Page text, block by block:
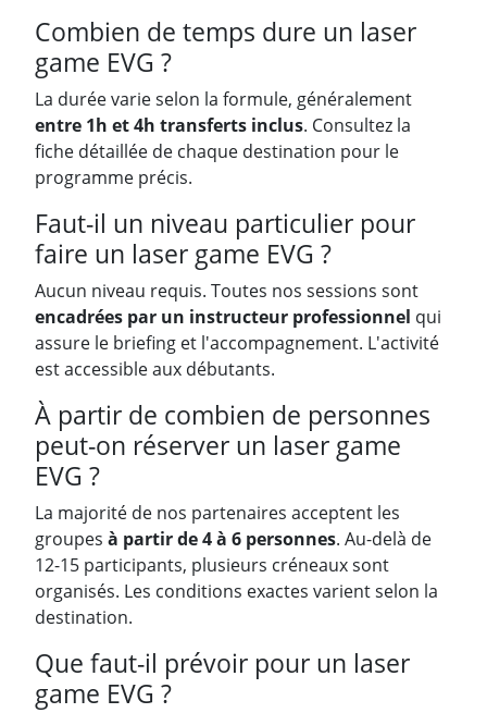
Combien de temps dure un laser
game EVG ?
La durée varie selon la formule, généralement
entre 1h et 4h transferts inclus. Consultez la
fiche détaillée de chaque destination pour le
programme précis.
Faut-il un niveau particulier pour
faire un laser game EVG ?
Aucun niveau requis. Toutes nos sessions sont
encadrées par un instructeur professionnel qui
assure le briefing et l'accompagnement. L'activité
est accessible aux débutants.
À partir de combien de personnes
peut-on réserver un laser game
EVG ?
La majorité de nos partenaires acceptent les
groupes à partir de 4 à 6 personnes. Au-delà de
12-15 participants, plusieurs créneaux sont
organisés. Les conditions exactes varient selon la
destination.
Que faut-il prévoir pour un laser
game EVG ?